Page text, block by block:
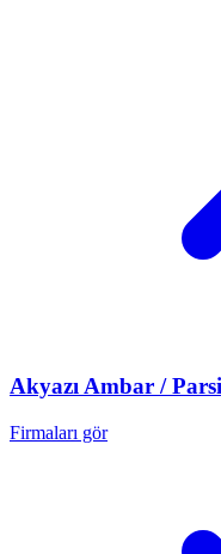
Akyazı Ambar /
Firmaları gör